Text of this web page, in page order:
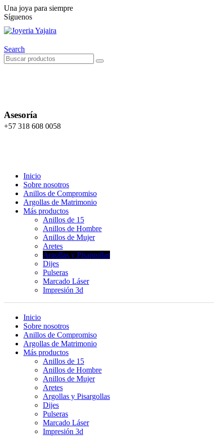
Una joya para siempre
Síguenos
Search
Asesoría
+57 318 608 0058
Inicio
Sobre nosotros
Anillos de Compromiso
Argollas de Matrimonio
Más productos
Anillos de 15
Anillos de Hombre
Anillos de Mujer
Aretes
Argollas y Pisargollas
Dijes
Pulseras
Marcado Láser
Impresión 3d
Inicio
Sobre nosotros
Anillos de Compromiso
Argollas de Matrimonio
Más productos
Anillos de 15
Anillos de Hombre
Anillos de Mujer
Aretes
Argollas y Pisargollas
Dijes
Pulseras
Marcado Láser
Impresión 3d